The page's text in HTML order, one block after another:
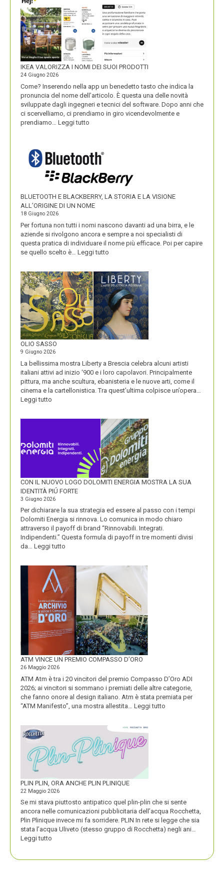
IKEA VALORIZZA I NOMI DEI SUOI PRODOTTI
24 Giugno 2026
Come? Inserendo nella app un benedetto tasto che indica la
pronuncia del nome dell’articolo. È questa una delle novità
sviluppate dagli ingegneri e tecnici del software. Dopo anni che
ci scervelliamo, ci prendiamo in giro vicendevolmente e
prendiamo… Leggi tutto
NOMI
DEI
SUOI
PRODOTTI
BLUETOOTH E BLACKBERRY, LA STORIA E LA VISIONE
ALL’ORIGINE DI UN NOME
18 Giugno 2026
Per fortuna non tutti i nomi nascono davanti ad una birra, e le
aziende si rivolgono ancora e sempre a noi specialisti di
questa pratica di individuare il nome più efficace. Poi per capire
se quello scelto è… Leggi tutto
BLACKBERRY,
LA
STORIA
E
LA
VISIONE
ALL’ORIGINE
DI
NOME
OLIO SASSO
9 Giugno 2026
La bellissima mostra Liberty a Brescia celebra alcuni artisti
italiani attivi ad inizio ‘900 e i loro capolavori. Principalmente
pittura, ma anche scultura, ebanisteria e le nuove arti, come il
cinema e la cartellonistica. Tra quest’ultima colpisce un’opera…
Leggi tutto
CON IL NUOVO LOGO DOLOMITI ENERGIA MOSTRA LA SUA
IDENTITÀ PIÚ FORTE
3 Giugno 2026
Per dichiarare la sua strategia ed essere al passo con i tempi
Dolomiti Energia si rinnova. Lo comunica in modo chiaro
attraverso il payoff di brand “Rinnovabili. Integrati.
Indipendenti.” Questa formula di payoff in tre momenti divisi
da… Leggi tutto
IL
NUOVO
LOGO
DOLOMITI
ENERGIA
MOSTRA
LA
SUA
IDENTITÀ
FORTE
ATM VINCE UN PREMIO COMPASSO D’ORO
26 Maggio 2026
ATM Atm è tra i 20 vincitori del premio Compasso D’Oro ADI
2026; ai vincitori si sommano i premiati delle altre categorie,
che fanno onore al design italiano. Atm è stata premiata per
“ATM Manifesto”, una mostra allestita… Leggi tutto
PLIN PLIN, ORA ANCHE PLIN PLINIQUE
22 Maggio 2026
Se mi stava piuttosto antipatico quel plin-plin che si sente
ancora nelle comunicazioni pubblicitaria dell’acqua Rocchetta,
Plin Plinique invece mi fa sorridere. PLIN In rete si legge che sia
stata l’acqua Uliveto (stesso gruppo di Rocchetta) negli ani…
Leggi tutto